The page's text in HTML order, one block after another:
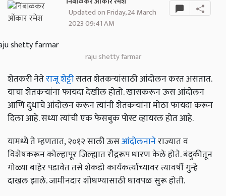
Updated on Friday, 24 March
2023 09:41 AM
raju shetty farmar
शेतकरी नेतेराजू शेट्टीसतत शेतकऱ्यांसाठी आंदोलन करत असतात.
याचा शेतकऱ्यांना फायदा देखील होतो. खासकरून ऊस आंदोलन
आणि दुधाचे आंदोलन करून त्यांनी शेतकऱ्यांना मोठा फायदा करून
दिला आहे. सध्या त्यांची एक फेसबुक पोस्ट व्हायरल होत आहे.
यामध्ये ते म्हणतात, २०१२ साली ऊसआंदोलनानेराज्यात व
विशेषकरून कोल्हापूर जिल्ह्यात रौद्ररूप धारण केले होते. बंदुकीतून
गोळ्या बाहेर पडावेत तसे शेकडो कार्यकर्त्यांच्यावर त्यावर्षी गुन्हे
दाखल झाले. जामीनदार शोधण्यासाठी धावपळ सुरू होती.